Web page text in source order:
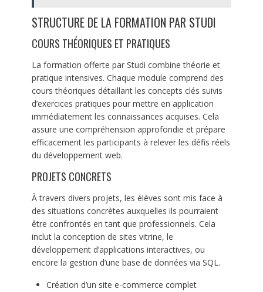
STRUCTURE DE LA FORMATION PAR STUDI
COURS THÉORIQUES ET PRATIQUES
La formation offerte par Studi combine théorie et
pratique intensives. Chaque module comprend des
cours théoriques détaillant les concepts clés suivis
d’exercices pratiques pour mettre en application
immédiatement les connaissances acquises. Cela
assure une compréhension approfondie et prépare
efficacement les participants à relever les défis réels
du développement web.
PROJETS CONCRETS
À travers divers projets, les élèves sont mis face à
des situations concrètes auxquelles ils pourraient
être confrontés en tant que professionnels. Cela
inclut la conception de sites vitrine, le
développement d’applications interactives, ou
encore la gestion d’une base de données via SQL.
Création d’un site e-commerce complet